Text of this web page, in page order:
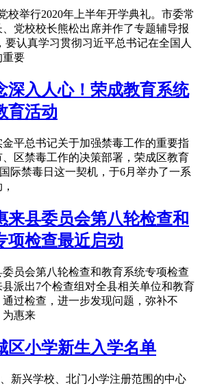
校举行2020年上半年开学典礼。市委常
党校校长熊松出席并作了专题辅导报
要认真学习贯彻习近平总书记在全国人
重要
深入人心！荣成教育系统
育活动
平总书记关于加强禁毒工作的重要指
区禁毒工作的决策部署，荣成区教育
国际禁毒日这一契机，于6月举办了一系
来县委员会第八轮检查和
项检查最近启动
员会第八轮检查和教育系统专项检查
派出7个检查组对全县相关单位和教育
过检查，进一步发现问题，弥补不
为惠来
区小学新生入学名单
新兴学校、北门小学注册范围的中心